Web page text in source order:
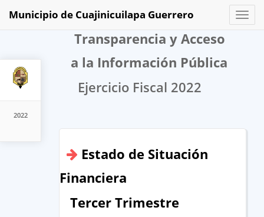
2022
Toggle
Municipio de Cuajinicuilapa Guerrero
Transparencia y Acceso
a la Información Pública
Ejercicio Fiscal 2022
Estado de Situación
Financiera
Tercer Trimestre